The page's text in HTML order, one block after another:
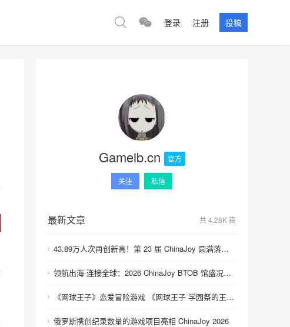
登录 注册 投稿
Gameib.cn 官方
关注 私信
最新文章 共 4.28K 篇
43.89万人次再创新高！第 23 届 ChinaJoy 圆满落幕：感谢有你，共赴这场“与 AI 同游”的盛夏之约
领航出海·连接全球：2026 ChinaJoy BTOB 馆盛况空前
《网球王子》恋爱冒险游戏 《网球王子 学园祭的王子们 ♡-40 and more…》与《网球王子 心跳求生 Tie break ♡game》发售
俄罗斯携创纪录数量的游戏项目亮相 ChinaJoy 2026